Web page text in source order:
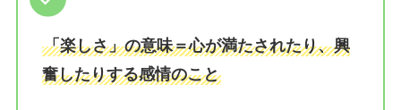
「楽しさ」の意味＝心が満たされたり、興
奮したりする感情のこと